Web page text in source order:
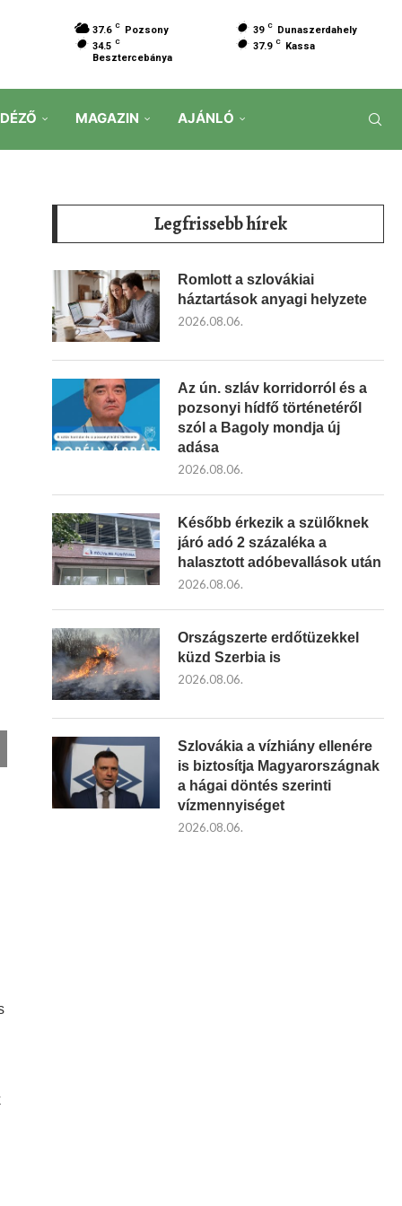
37.6 C Pozsony 39 C
Dunaszerdahely
34.5 C
Besztercebánya
37.9 C Kassa
MAGAZIN AJÁNLÓ
Legfrissebb hírek
Romlott a szlovákiai
háztartások anyagi helyzete
2026.08.06.
Az ún. szláv korridorról és a
pozsonyi hídfő történetéről
szól a Bagoly mondja új
adása
2026.08.06.
Később érkezik a szülőknek
járó adó 2 százaléka a
halasztott adóbevallások után
2026.08.06.
Országszerte erdőtüzekkel
küzd Szerbia is
2026.08.06.
Szlovákia a vízhiány ellenére
is biztosítja Magyarországnak
a hágai döntés szerinti
vízmennyiséget
2026.08.06.